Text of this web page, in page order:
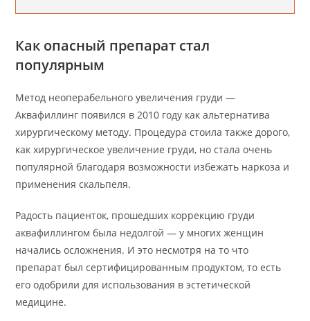
Как опасный препарат стал
популярным
Метод неоперабельного увеличения груди —
Аквафиллинг появился в 2010 году как альтернатива
хирургическому методу. Процедура стоила также дорого,
как хирургическое увеличение груди, но стала очень
популярной благодаря возможности избежать наркоза и
применения скальпеля.
Радость пациенток, прошедших коррекцию груди
аквафиллингом была недолгой — у многих женщин
начались осложнения. И это несмотря на то что
препарат был сертифицированным продуктом, то есть
его одобрили для использования в эстетической
медицине.